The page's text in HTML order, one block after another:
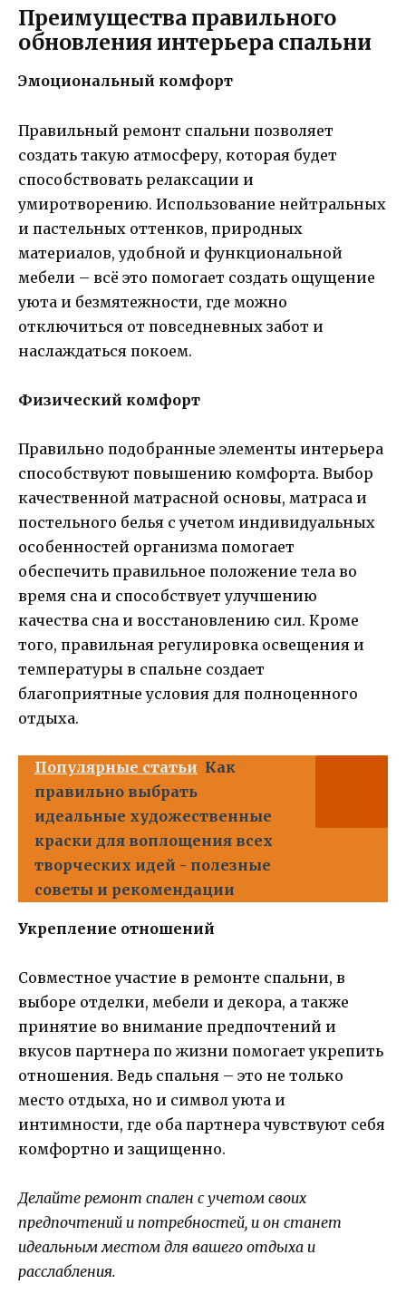
Преимущества правильного
обновления интерьера спальни
Эмоциональный комфорт
Правильный ремонт спальни позволяет
создать такую атмосферу, которая будет
способствовать релаксации и
умиротворению. Использование нейтральных
и пастельных оттенков, природных
материалов, удобной и функциональной
мебели – всё это помогает создать ощущение
уюта и безмятежности, где можно
отключиться от повседневных забот и
наслаждаться покоем.
Физический комфорт
Правильно подобранные элементы интерьера
способствуют повышению комфорта. Выбор
качественной матрасной основы, матраса и
постельного белья с учетом индивидуальных
особенностей организма помогает
обеспечить правильное положение тела во
время сна и способствует улучшению
качества сна и восстановлению сил. Кроме
того, правильная регулировка освещения и
температуры в спальне создает
благоприятные условия для полноценного
отдыха.
Популярные статьи Как
правильно выбрать
идеальные художественные
краски для воплощения всех
творческих идей - полезные
советы и рекомендации
Укрепление отношений
Совместное участие в ремонте спальни, в
выборе отделки, мебели и декора, а также
принятие во внимание предпочтений и
вкусов партнера по жизни помогает укрепить
отношения. Ведь спальня – это не только
место отдыха, но и символ уюта и
интимности, где оба партнера чувствуют себя
комфортно и защищенно.
Делайте ремонт спален с учетом своих
предпочтений и потребностей, и он станет
идеальным местом для вашего отдыха и
расслабления.